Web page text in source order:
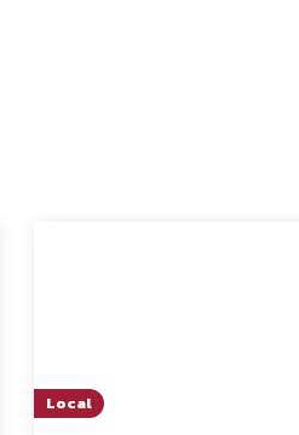
Local